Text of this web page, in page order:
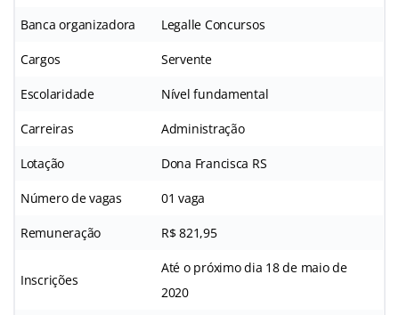
Banca organizadora Legalle Concursos
Cargos Servente
Escolaridade Nível fundamental
Carreiras Administração
Lotação Dona Francisca RS
Número de vagas 01 vaga
Remuneração R$ 821,95
Inscrições
Até o próximo dia 18 de maio de
2020